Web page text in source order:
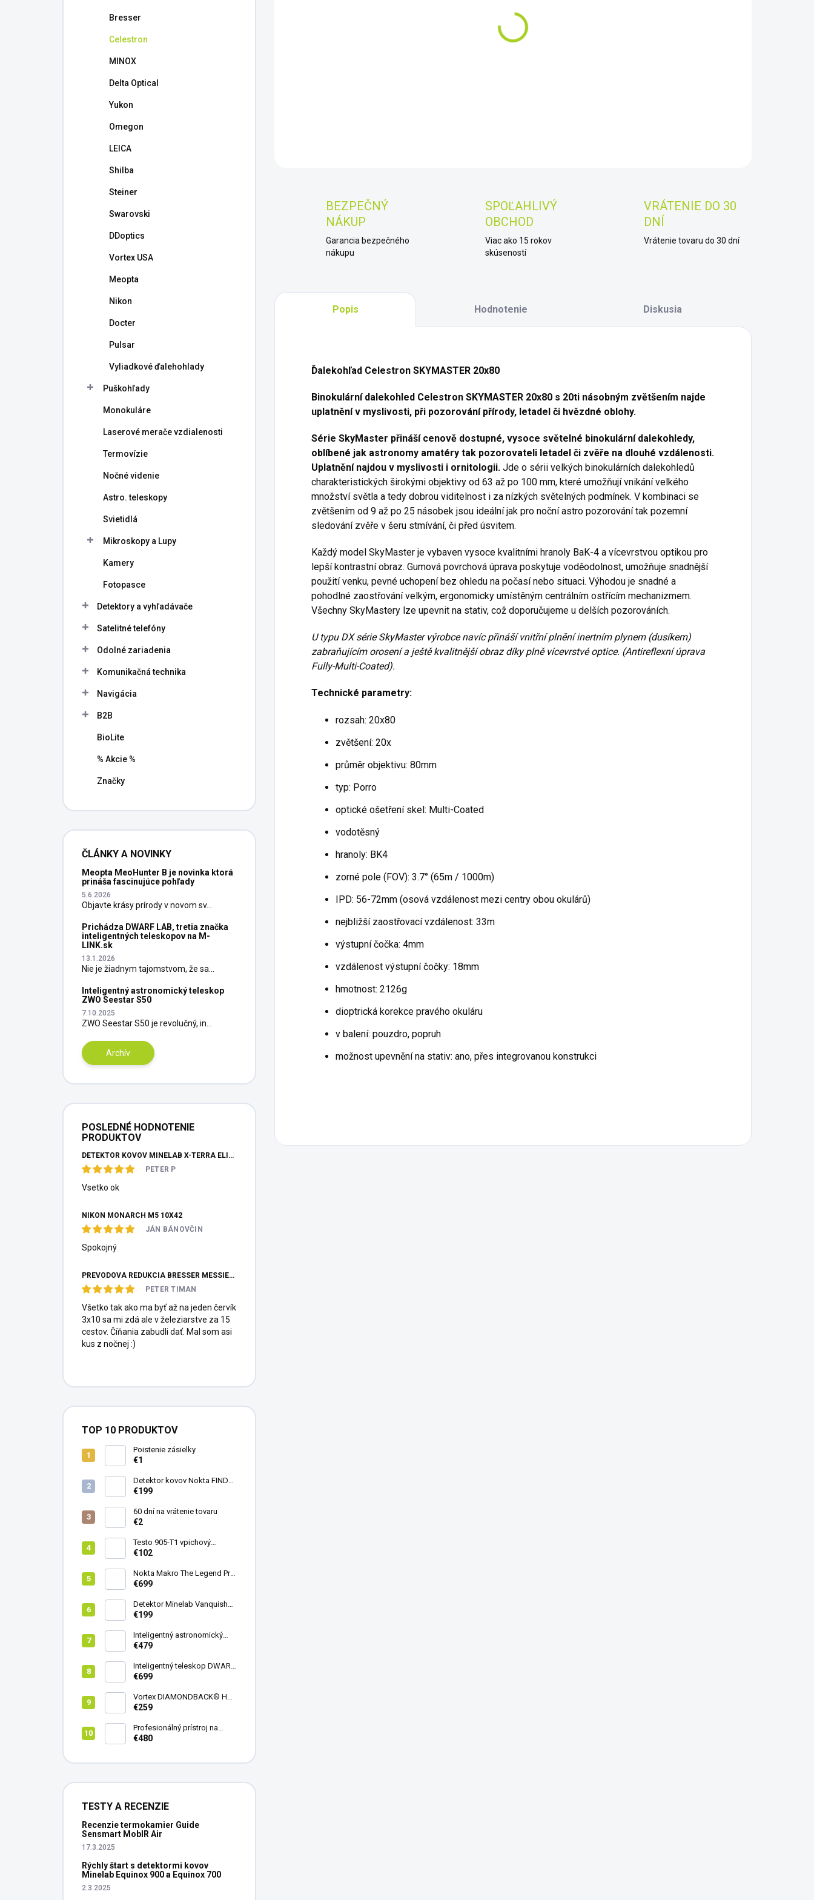
Bresser
Celestron
MINOX
Delta Optical
Yukon
Omegon
LEICA
Shilba
Steiner
Swarovski
DDoptics
Vortex USA
Meopta
Nikon
Docter
Pulsar
Vyliadkové ďalehohlady
Puškohľady
Monokuláre
Laserové merače vzdialenosti
Termovízie
Nočné videnie
Astro. teleskopy
Svietidlá
Mikroskopy a Lupy
Kamery
Fotopasce
Detektory a vyhľadávače
Satelitné telefóny
Odolné zariadenia
Komunikačná technika
Navigácia
B2B
BioLite
% Akcie %
Značky
ČLÁNKY A NOVINKY
Meopta MeoHunter B je novinka ktorá
prináša fascinujúce pohľady
5.6.2026
Objavte krásy prírody v novom sv...
Prichádza DWARF LAB, tretia značka
inteligentných teleskopov na M-
LINK.sk
13.1.2026
Nie je žiadnym tajomstvom, že sa...
Inteligentný astronomický teleskop
ZWO Seestar S50
7.10.2025
ZWO Seestar S50 je revolučný, in...
Archív
POSLEDNÉ HODNOTENIE
PRODUKTOV
DETEKTOR KOVOV MINELAB X-TERRA ELITE PINPOITER SET
PETER P
Vsetko ok
NIKON MONARCH M5 10X42
JÁN BÁNOVČIN
Spokojný
PREVODOVÁ REDUKCIA BRESSER MESSIER HEXAFOC 1:10
PETER TIMAN
Všetko tak ako ma byť až na jeden červík
3x10 sa mi zdá ale v železiarstve za 15
cestov. Číňania zabudli dať. Mal som asi
kus z nočnej :)
TOP 10 PRODUKTOV
Poistenie zásielky
€1
Detektor kovov Nokta FINDX
Pro
€199
60 dní na vrátenie tovaru
€2
Testo 905-T1 vpichový
teplomer
€102
Nokta Makro The Legend Pro
Pack - model 2024
€699
Detektor Minelab Vanquish
340
€199
Inteligentný astronomický
teleskop DwarfLab Dwarf
€479
Inteligentný teleskop DWARF
III + originálny statív DWARF 3
€699
Vortex DIAMONDBACK® HD
8X42
€259
Profesionálný prístroj na
vedenie vŕtania Laserliner
€480
TESTY A RECENZIE
Recenzie termokamier Guide
Sensmart MobIR Air
17.3.2025
Rýchly štart s detektormi kovov
Minelab Equinox 900 a Equinox 700
2.3.2025
BEZPEČNÝ
NÁKUP
Garancia bezpečného
nákupu
SPOĽAHLIVÝ
OBCHOD
Viac ako 15 rokov
skúseností
VRÁTENIE DO 30
DNÍ
Vrátenie tovaru do 30 dní
Popis Hodnotenie Diskusia
Ďalekohľad Celestron SKYMASTER 20x80
Binokulární dalekohled Celestron SKYMASTER 20x80 s 20ti násobným zvětšením najde
uplatnění v myslivosti, při pozorování přírody, letadel či hvězdné oblohy.
Série SkyMaster přináší cenově dostupné, vysoce světelné binokulární dalekohledy,
oblíbené jak astronomy amatéry tak pozorovateli letadel či zvěře na dlouhé vzdálenosti.
Uplatnění najdou v myslivosti i ornitologii. Jde o sérii velkých binokulárních dalekohledů
charakteristických širokými objektivy od 63 až po 100 mm, které umožňují vnikání velkého
množství světla a tedy dobrou viditelnost i za nízkých světelných podmínek. V kombinaci se
zvětšením od 9 až po 25 násobek jsou ideální jak pro noční astro pozorování tak pozemní
sledování zvěře v šeru stmívání, či před úsvitem.
Každý model SkyMaster je vybaven vysoce kvalitními hranoly BaK-4 a vícevrstvou optikou pro
lepší kontrastní obraz. Gumová povrchová úprava poskytuje voděodolnost, umožňuje snadnější
použití venku, pevné uchopení bez ohledu na počasí nebo situaci. Výhodou je snadné a
pohodlné zaostřování velkým, ergonomicky umístěným centrálním ostřícím mechanizmem.
Všechny SkyMastery lze upevnit na stativ, což doporučujeme u delších pozorováních.
U typu DX série SkyMaster výrobce navíc přináší vnitřní plnění inertním plynem (dusíkem)
zabraňujícím orosení a ještě kvalitnější obraz díky plně vícevrstvé optice. (Antireflexní úprava
Fully-Multi-Coated).
Technické parametry:
rozsah: 20x80
zvětšení: 20x
průměr objektivu: 80mm
typ: Porro
optické ošetření skel: Multi-Coated
vodotěsný
hranoly: BK4
zorné pole (FOV): 3.7° (65m / 1000m)
IPD: 56-72mm (osová vzdálenost mezi centry obou okulárů)
nejbližší zaostřovací vzdálenost: 33m
výstupní čočka: 4mm
vzdálenost výstupní čočky: 18mm
hmotnost: 2126g
dioptrická korekce pravého okuláru
v balení: pouzdro, popruh
možnost upevnění na stativ: ano, přes integrovanou konstrukci